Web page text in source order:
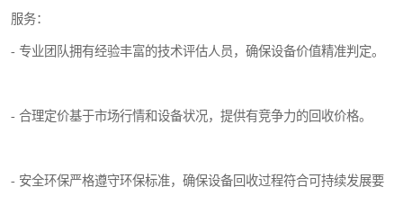
服务：
- 专业团队拥有经验丰富的技术评估人员，确保设备价值精准判定。
- 合理定价基于市场行情和设备状况，提供有竞争力的回收价格。
- 安全环保严格遵守环保标准，确保设备回收过程符合可持续发展要